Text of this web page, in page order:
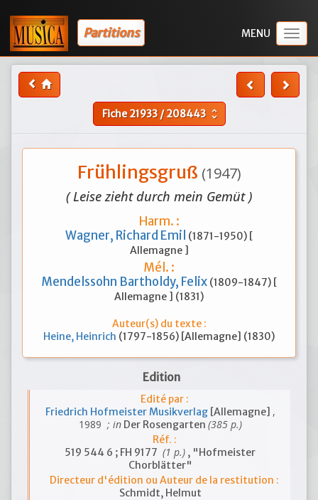
Partitions
Fiche21933/208443 unfold_more
Frühlingsgruß (1947)
( Leise zieht durch mein Gemüt )
Harm. :
Wagner, Richard Emil (1871-1950) [
Allemagne ]
Mél. :
Mendelssohn Bartholdy, Felix (1809-1847) [
Allemagne ] (1831)
Auteur(s) du texte :
Heine, Heinrich (1797-1856) [Allemagne] (1830)
Edition
Edité par :
Friedrich Hofmeister Musikverlag [Allemagne] ,
1989 ; inDer Rosengarten (385 p.)
Réf. :
519 544 6 ; FH 9177 (1 p.) , "Hofmeister
Chorblätter"
Directeur d'édition ou Auteur de la restitution :
Schmidt, Helmut